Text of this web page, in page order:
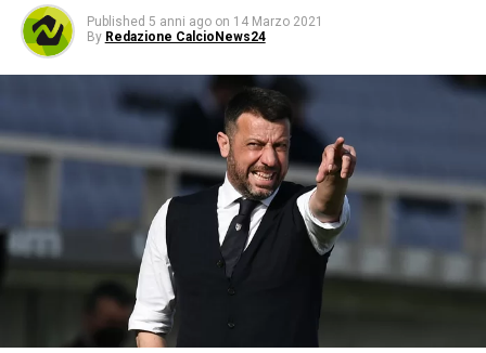
Published 5 anni ago on 14 Marzo 2021
By Redazione CalcioNews24